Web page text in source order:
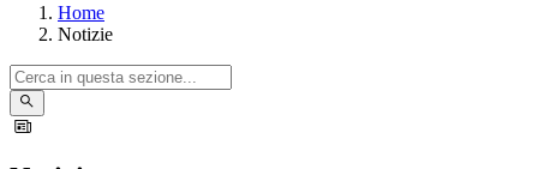
Home
Notizie